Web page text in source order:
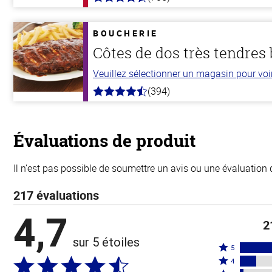
5
stars
BOUCHERIE
Côtes de dos très tendres
Veuillez sélectionner un magasin pour
4.7
(394)
Évaluations de produit
Il n’est pas possible de soumettre un avis ou une
217 évaluations
4,7 sur 5 étoiles
Coté
5
5
Coté
4